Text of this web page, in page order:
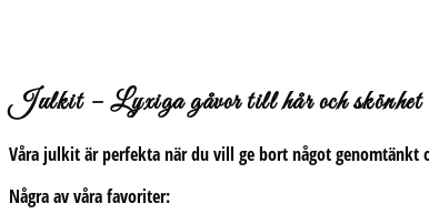
Julkit – Lyxiga gåvor till hår och skönhet
Våra julkit är perfekta när du vill ge bort något genomtänkt
Några av våra favoriter: